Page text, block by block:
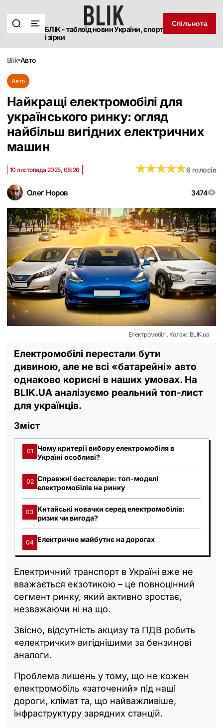
БЛІК - таблоїд новин України, спорт
і зірки
Спільнота
blik авто
Авто
Найкращі електромобілі для
українського ринку: огляд
найбільш вигідних електричних
машин
Олег Норов 3474
10 листопада 2025, 08:26 ★★★★★
★★★★★6 голосів
Електромобілі. Колаж: BLIK.ua
Електромобілі перестали бути
дивиною, але не всі «батарейні» авто
однаково корисні в наших умовах. На
BLIK.UA аналізуємо реальний топ-лист
для українців.
Зміст
01 Чому критерії вибору електромобіля в
Україні особливі?
02 Справжні бестселери: топ-моделі
електромобілів на ринку
03 Китайські новачки серед електромобілів:
ризик чи вигода?
04 Електричне майбутнє на дорогах
Електричний транспорт в Україні вже не
вважається екзотикою – це повноцінний
сегмент ринку, який активно зростає,
незважаючи ні на що.
Звісно, відсутність акцизу та ПДВ робить
«електрички» вигіднішими за бензинові
аналоги.
Проблема лишень у тому, що не кожен
електромобіль «заточений» під наші
дороги, клімат та, що найважливіше,
інфраструктуру зарядних станцій.